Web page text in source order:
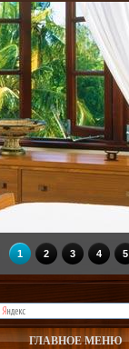
1 2 3 4 5
ГЛАВНОЕ МЕНЮ